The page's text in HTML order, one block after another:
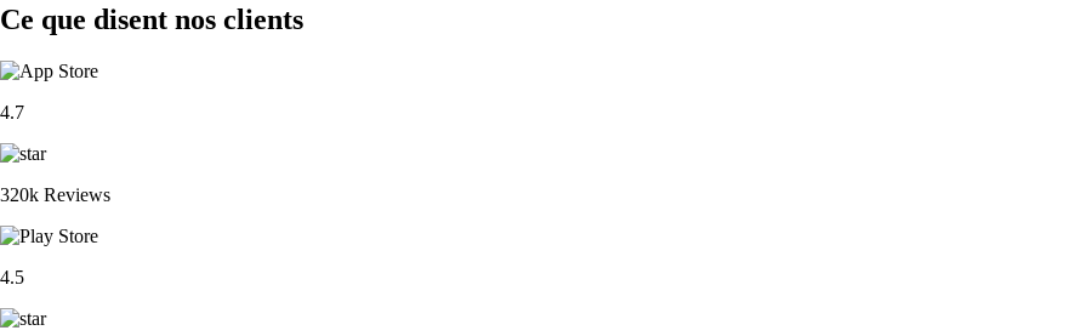
Ce que disent nos clients
4.7
320k Reviews
4.5